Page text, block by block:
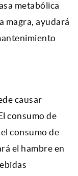
metabólica
magra, ayudará
causar
consumo de
consumo de
el hambre en